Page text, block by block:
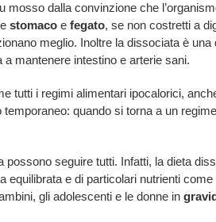
mosso dalla convinzione che
stomacoe fegato, se non costretti a
meglio. Inoltre la dissociata è una
mantenere intestino e arterie sani.
tutti i regimi alimentari ipocalorici,
temporaneo: quando si torna a un
possono seguire tutti. Infatti, la dieta
equilibrata e di particolari nutrienti come
gli adolescenti e le donne in